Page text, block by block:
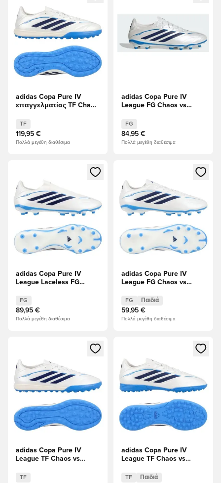
adidas Copa Pure IV
επαγγελματίας TF Chaos
TF
119,95 €
Πολλά μεγέθη διαθέσιμα
adidas Copa Pure IV
League FG Chaos vs
FG
84,95 €
Πολλά μεγέθη διαθέσιμα
Ανοίγει ένα Modal για να συνδεθείτε ή να εγγραφείτε ως
adidas Copa Pure IV
League Laceless FG
FG
89,95 €
Πολλά μεγέθη διαθέσιμα
Ανοίγει ένα Modal για να
adidas Copa Pure IV
League FG Chaos vs
FG Παιδιά
59,95 €
Πολλά μεγέθη διαθέσιμα
Ανοίγει ένα Modal για να συνδεθείτε ή να εγγραφείτε ως
adidas Copa Pure IV
League TF Chaos vs
TF
Ανοίγει ένα Modal για να
adidas Copa Pure IV
League TF Chaos vs
TF Παιδιά